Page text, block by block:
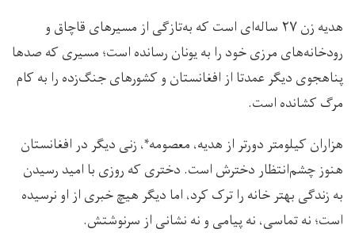
هدیه زن ۲۷ ساله‌ای است که به‌تازگی از مسیرهای قاچاق و
رودخانه‌های مرزی خود را به یونان رسانده است؛ مسیری که صدها
پناهجوی دیگر عمدتا از افغانستان و کشورهای جنگ‌زده را به کام
مرگ کشانده است.
هزاران کیلومتر دورتر از هدیه، معصومه*، زنی دیگر در افغانستان
هنوز چشم‌انتظار دخترش است. دختری که روزی با امید رسیدن
به زندگی بهتر خانه را ترک کرد، اما دیگر هیچ خبری از او نرسیده
است؛ نه تماسی، نه پیامی و نه نشانی از سرنوشتش.